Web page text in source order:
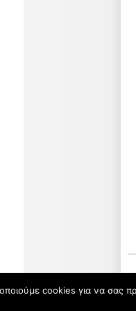
cookies για να σας